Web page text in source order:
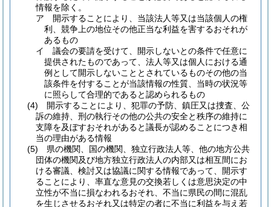
情報を除く。
ア
開示することにより、当該法人等又は当該個人の権
利、競争上の地位その他正当な利益を害するおそれが
あるもの
イ
議会の要請を受けて、開示しないとの条件で任意に
提供されたものであって、法人等又は個人における通
例として開示しないこととされているものその他の当
該条件を付することが当該情報の性質、当時の状況等
に照らして合理的であると認められるもの
(4)
開示することにより、犯罪の予防、鎮圧又は捜査、公
訴の維持、刑の執行その他の公共の安全と秩序の維持に
支障を及ぼすおそれがあると議長が認めることにつき相
当の理由がある情報
(5)
県の機関、国の機関、独立行政法人等、他の地方公共
団体の機関及び地方独立行政法人の内部又は相互間にお
ける審議、検討又は協議に関する情報であって、開示す
ることにより、率直な意見の交換若しくは意思決定の中
立性が不当に損なわれるおそれ、不当に県民の間に混乱
を生じさせるおそれ又は特定の者に不当に利益を与え若